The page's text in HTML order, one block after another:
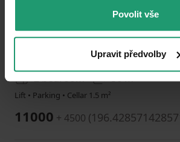
Povolit vše
Upravit předvolby
12
FLAT TO RENT
2 bedroom 56 m²
Lift • Parking • Cellar 1.5 m²
11000 + 4500 (